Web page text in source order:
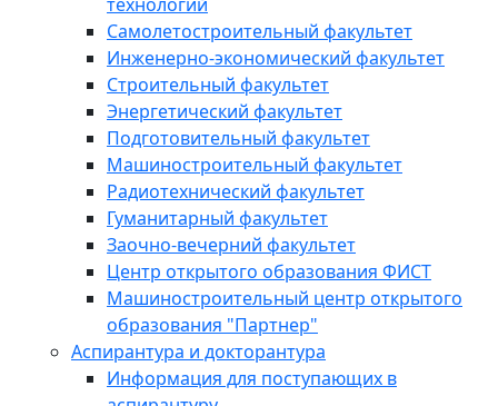
Самолетостроительный факультет
Инженерно-экономический факультет
Строительный факультет
Энергетический факультет
Подготовительный факультет
Машиностроительный факультет
Радиотехнический факультет
Гуманитарный факультет
Заочно-вечерний факультет
Центр открытого образования ФИСТ
Машиностроительный центр открытого
образования "Партнер"
Аспирантура и докторантура
Информация для поступающих в